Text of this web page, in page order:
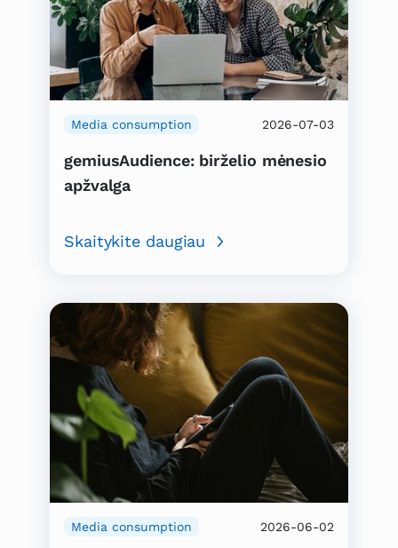
Media consumption 2026-07-03
gemiusAudience: birželio mėnesio
apžvalga
Skaitykite daugiau
Media consumption 2026-06-02